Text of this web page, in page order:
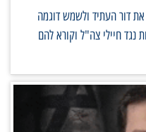
דור העתיד ולשמש דוגמה
חיילי צה"ל וקורא להם